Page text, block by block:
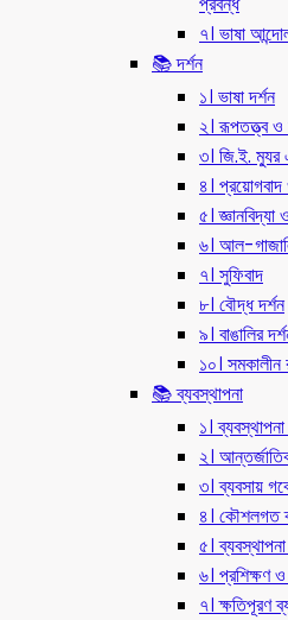
৭। ভাষা
📚 দর্শন
১। ভাষা দর্শন
২। রূপতত্ত্ব
৩। জি.ই. ম্যুর
৪। প্রয়োগবাদ
৫। জ্ঞানবিদ্যা
৬। আল-
৭। সুফিবাদ
৮। বৌদ্ধ দর্শন
৯। বাঙালির
১০। সমকালীন
📚 ব্যবস্থাপনা
১। ব্যবস্থাপনা
২।
৩। ব্যবসায়
৪। কৌশলগত
৫।
৬। প্রশিক্ষণ
৭। ক্ষতিপূরণ